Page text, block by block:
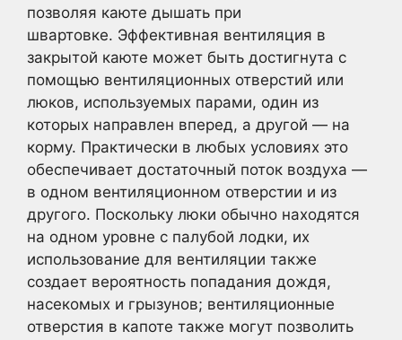
позволяя каюте дышать при
швартовке. Эффективная вентиляция в
закрытой каюте может быть достигнута с
помощью вентиляционных отверстий или
люков, используемых парами, один из
которых направлен вперед, а другой — на
корму. Практически в любых условиях это
обеспечивает достаточный поток воздуха —
в одном вентиляционном отверстии и из
другого. Поскольку люки обычно находятся
на одном уровне с палубой лодки, их
использование для вентиляции также
создает вероятность попадания дождя,
насекомых и грызунов; вентиляционные
отверстия в капоте также могут позволить